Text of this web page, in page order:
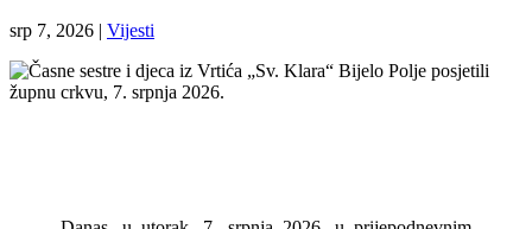
srp 7, 2026 | Vijesti